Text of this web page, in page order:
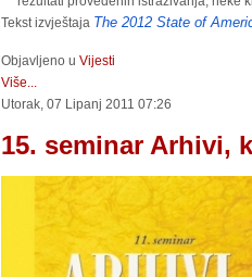
Tekst izvještaja The 2012 State of
Objavljeno u Vijesti
Više...
Utorak, 07 Lipanj 2011 07:26
15. seminar Arhivi,